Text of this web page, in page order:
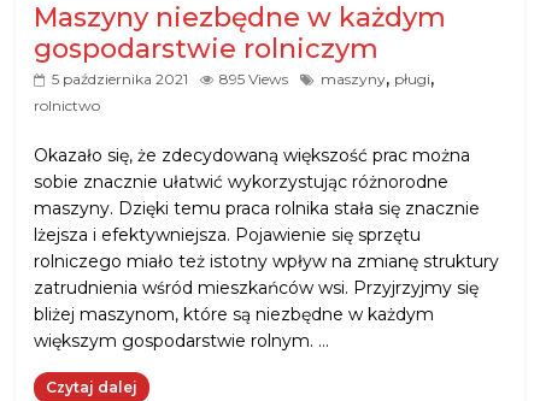
Maszyny niezbędne w każdym
gospodarstwie rolniczym
5 października 2021 895 Views maszyny, pługi,
rolnictwo
Okazało się, że zdecydowaną większość prac można
sobie znacznie ułatwić wykorzystując różnorodne
maszyny. Dzięki temu praca rolnika stała się znacznie
lżejsza i efektywniejsza. Pojawienie się sprzętu
rolniczego miało też istotny wpływ na zmianę struktury
zatrudnienia wśród mieszkańców wsi. Przyjrzyjmy się
bliżej maszynom, które są niezbędne w każdym
większym gospodarstwie rolnym. …
Czytaj dalej